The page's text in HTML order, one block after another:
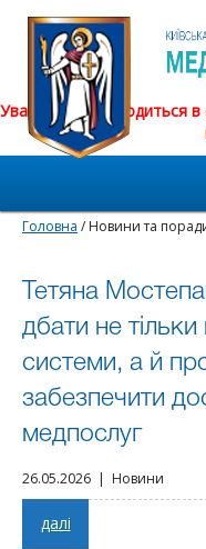
Увага! Сайт знаходиться
Головна / Новини та
Тетяна
дбати не тільки
системи, а й
забезпечити
медпослуг
26.05.2026 | Новини
далі